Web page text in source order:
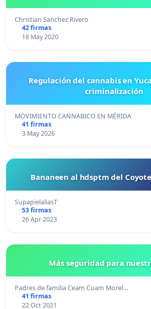
Christian Sanchez Rivero
42 firmas
18 May 2020
Regulación del cannabis en
criminalización
MOVIMIENTO CANNABICO EN MÉRIDA
41 firmas
3 May 2026
Bananeen al hdsptm del
SupapielaliasT
53 firmas
26 Apr 2023
Más seguridad para
Padres de familia Ceam Cuam Morel…
41 firmas
22 Oct 2021